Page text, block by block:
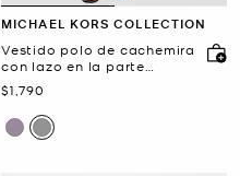
MICHAEL KORS COLLECTION
Vestido polo de cachemira
con lazo en la parte
delantera
Ahora
$1,790